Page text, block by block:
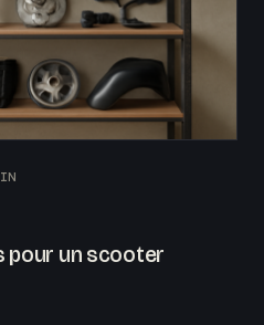
pour un scooter